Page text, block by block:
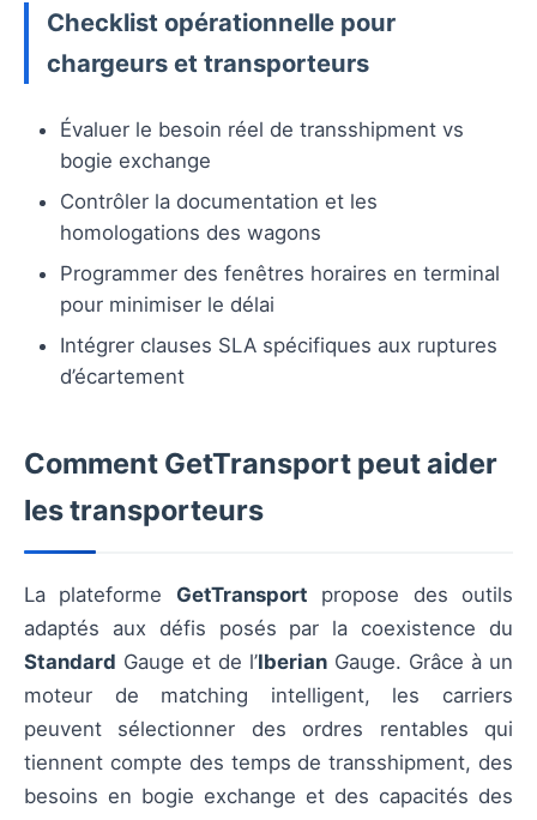
Checklist opérationnelle pour
chargeurs et transporteurs
Évaluer le besoin réel de transshipment vs
bogie exchange
Contrôler la documentation et les
homologations des wagons
Programmer des fenêtres horaires en terminal
pour minimiser le délai
Intégrer clauses SLA spécifiques aux ruptures
d’écartement
Comment GetTransport peut aider
les transporteurs
La plateforme GetTransport propose des outils
adaptés aux défis posés par la coexistence du
Standard Gauge et de l’Iberian Gauge. Grâce à un
moteur de matching intelligent, les carriers
peuvent sélectionner des ordres rentables qui
tiennent compte des temps de transshipment, des
besoins en bogie exchange et des capacités des